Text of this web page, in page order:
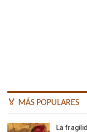
🏅 MÁS POPULARES
La